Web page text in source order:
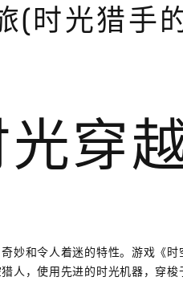
(时光猎手
穿
妙和令人着迷的特性。游戏《时
人，使用先进的时光机器，穿梭